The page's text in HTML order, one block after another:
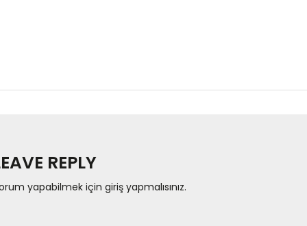
REPLY
yapabilmek içingiriş yapmalısınız.